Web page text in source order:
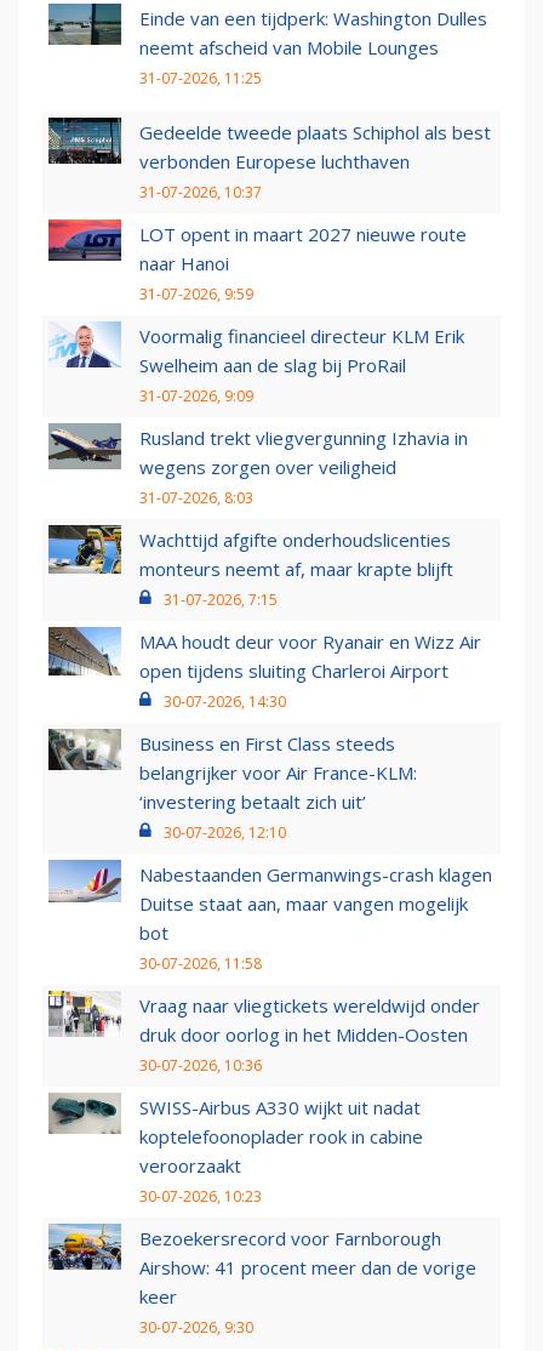
Einde van een tijdperk: Washington Dulles
neemt afscheid van Mobile Lounges
31-07-2026, 11:25
Gedeelde tweede plaats Schiphol als best
verbonden Europese luchthaven
31-07-2026, 10:37
LOT opent in maart 2027 nieuwe route
naar Hanoi
31-07-2026, 9:59
Voormalig financieel directeur KLM Erik
Swelheim aan de slag bij ProRail
31-07-2026, 9:09
Rusland trekt vliegvergunning Izhavia in
wegens zorgen over veiligheid
31-07-2026, 8:03
Wachttijd afgifte onderhoudslicenties
monteurs neemt af, maar krapte blijft
31-07-2026, 7:15
MAA houdt deur voor Ryanair en Wizz Air
open tijdens sluiting Charleroi Airport
30-07-2026, 14:30
Business en First Class steeds
belangrijker voor Air France-KLM:
‘investering betaalt zich uit’
30-07-2026, 12:10
Nabestaanden Germanwings-crash klagen
Duitse staat aan, maar vangen mogelijk
bot
30-07-2026, 11:58
Vraag naar vliegtickets wereldwijd onder
druk door oorlog in het Midden-Oosten
30-07-2026, 10:36
SWISS-Airbus A330 wijkt uit nadat
koptelefoonoplader rook in cabine
veroorzaakt
30-07-2026, 10:23
Bezoekersrecord voor Farnborough
Airshow: 41 procent meer dan de vorige
keer
30-07-2026, 9:30